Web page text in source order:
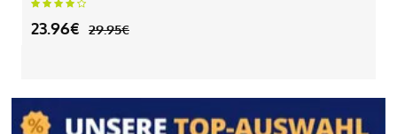
23.96€ 29.95€